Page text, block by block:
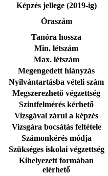
Képzés jellege (2019-ig)
Óraszám
Tanóra hossza
Min. létszám
Max. létszám
Megengedett hiányzás
Nyilvántartásba vételi szám
Megszerezhető végzettség
Szintfelmérés kérhető
Vizsgával zárul a képzés
Vizsgára bocsátás feltétele
Számonkérés módja
Szükséges iskolai végzettség
Kihelyezett formában
elérhető